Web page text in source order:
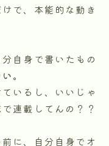
で、本能的な動き
自身で書いたもの
。
いるし、いいじゃ
連載してんの？？
に、自分自身でオ